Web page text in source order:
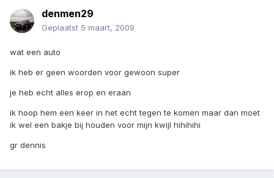
denmen29
Geplaatst 5 maart, 2009
wat een auto
ik heb er geen woorden voor gewoon super
je heb echt alles erop en eraan
ik hoop hem een keer in het echt tegen te komen maar dan moet
ik wel een bakje bij houden voor mijn kwijl hihihihi
gr dennis